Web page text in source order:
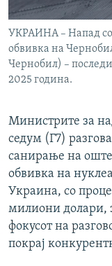
УКРАИНА – Напад со
обвивка на
Чернобил) –
2025 година.
Министрите за
седум (Г7)
санирање на
обвивка на
Украина, со
милиони долари,
фокусот на
покрај